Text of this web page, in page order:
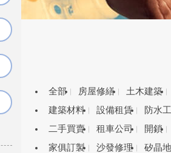
全部 房屋修繕 土木建築
建築材料
設備租賃 防水
二手買賣
租車公司 開鎖
家俱訂製
沙發修理 矽晶